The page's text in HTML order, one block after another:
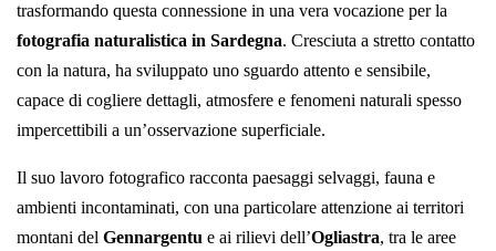
trasformando questa connessione in una vera vocazione per la
fotografia naturalistica in Sardegna. Cresciuta a stretto contatto
con la natura, ha sviluppato uno sguardo attento e sensibile,
capace di cogliere dettagli, atmosfere e fenomeni naturali spesso
impercettibili a un’osservazione superficiale.
Il suo lavoro fotografico racconta paesaggi selvaggi, fauna e
ambienti incontaminati, con una particolare attenzione ai territori
montani del Gennargentu e ai rilievi dell’Ogliastra, tra le aree